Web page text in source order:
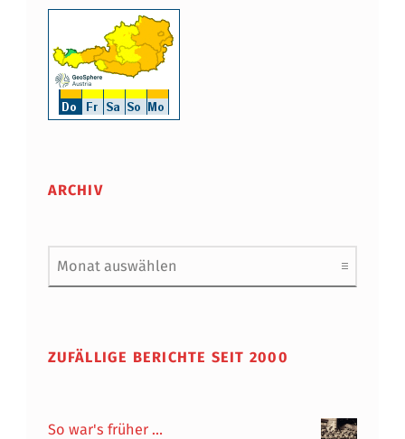
ARCHIV
Archiv
ZUFÄLLIGE BERICHTE SEIT 2000
So war's früher …